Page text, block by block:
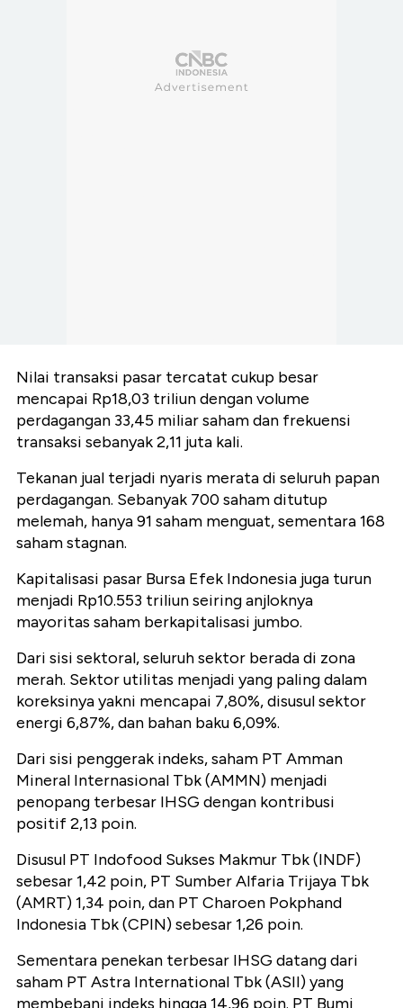
Nilai transaksi pasar tercatat cukup besar
mencapai Rp18,03 triliun dengan volume
perdagangan 33,45 miliar saham dan frekuensi
transaksi sebanyak 2,11 juta kali.
Tekanan jual terjadi nyaris merata di seluruh papan
perdagangan. Sebanyak 700 saham ditutup
melemah, hanya 91 saham menguat, sementara 168
saham stagnan.
Kapitalisasi pasar Bursa Efek Indonesia juga turun
menjadi Rp10.553 triliun seiring anjloknya
mayoritas saham berkapitalisasi jumbo.
Dari sisi sektoral, seluruh sektor berada di zona
merah. Sektor utilitas menjadi yang paling dalam
koreksinya yakni mencapai 7,80%, disusul sektor
energi 6,87%, dan bahan baku 6,09%.
Dari sisi penggerak indeks, saham PT Amman
Mineral Internasional Tbk (AMMN) menjadi
penopang terbesar IHSG dengan kontribusi
positif 2,13 poin.
Disusul PT Indofood Sukses Makmur Tbk (INDF)
sebesar 1,42 poin, PT Sumber Alfaria Trijaya Tbk
(AMRT) 1,34 poin, dan PT Charoen Pokphand
Indonesia Tbk (CPIN) sebesar 1,26 poin.
Sementara penekan terbesar IHSG datang dari
saham PT Astra International Tbk (ASII) yang
membebani indeks hingga 14,96 poin. PT Bumi